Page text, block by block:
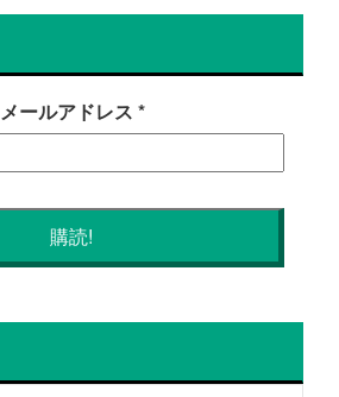
メールアドレス *